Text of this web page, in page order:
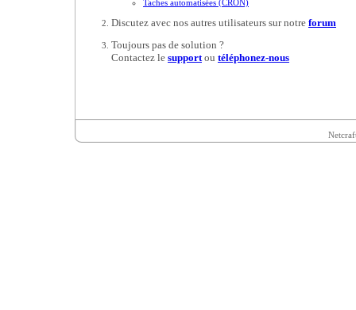
Taches automatisées (CRON)
Discutez avec nos autres utilisateurs sur notre forum
Toujours pas de solution ?
Contactez le supportou téléphonez-nous